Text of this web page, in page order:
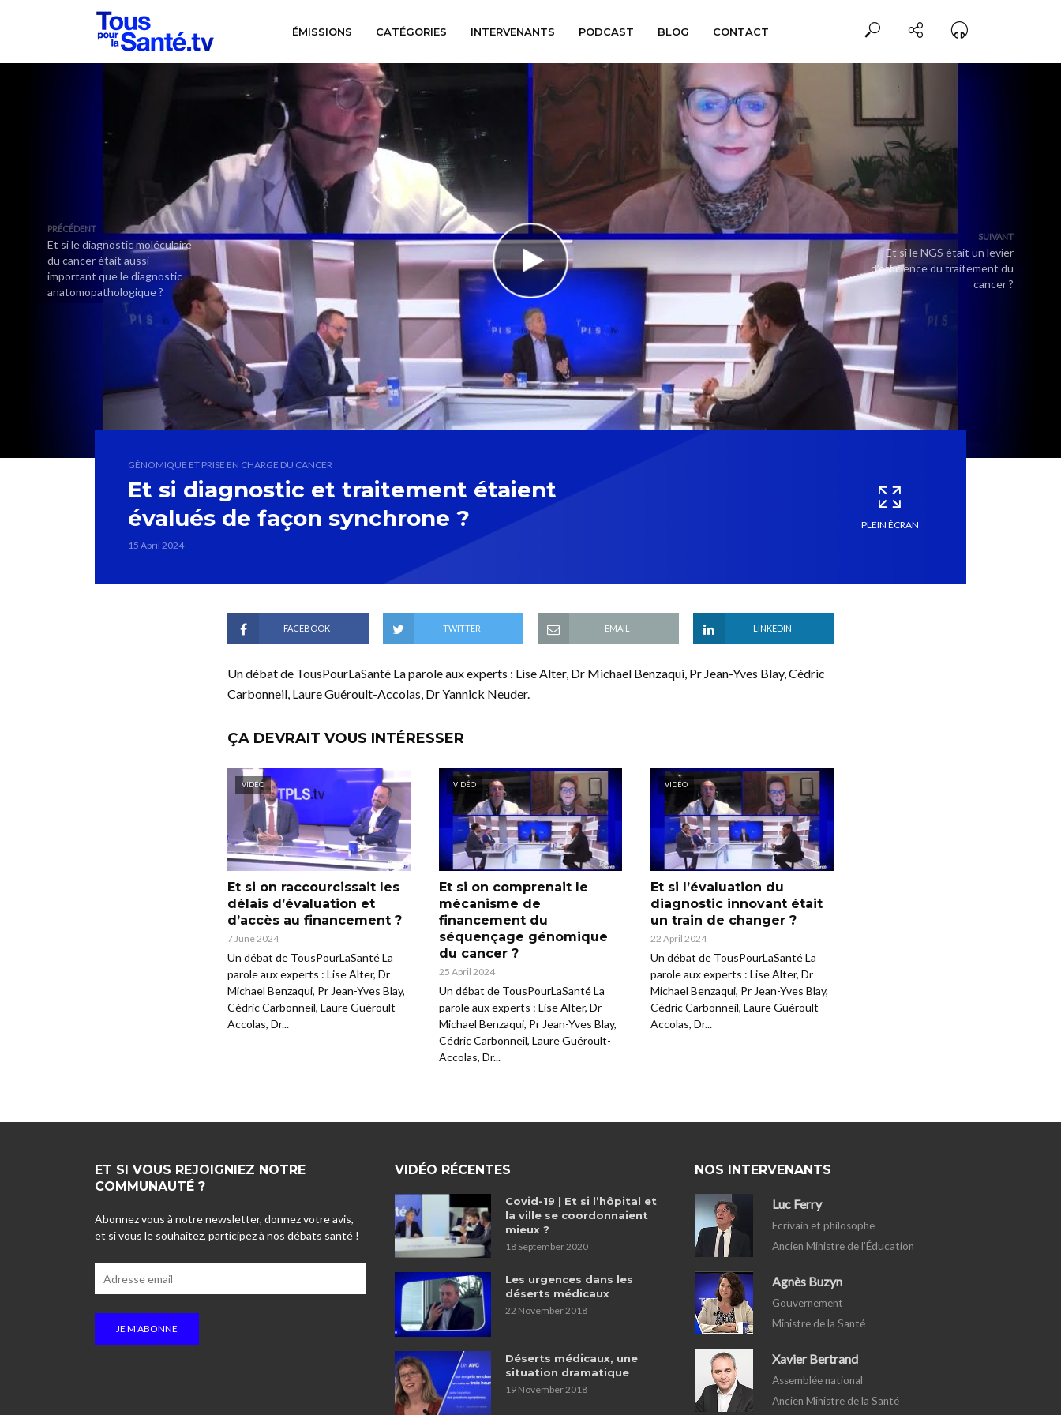
ÉMISSIONS CATÉGORIES INTERVENANTS PODCAST BLOG CONTACT
PRÉCÉDENT
Et si le diagnostic moléculaire
du cancer était aussi
important que le diagnostic
anatomopathologique ?
SUIVANT
Et si le NGS était un levier
d’efficience du traitement du
cancer ?
GÉNOMIQUE ET PRISE EN CHARGE DU CANCER
Et si diagnostic et traitement étaient
évalués de façon synchrone ?
15 April 2024
PLEIN ÉCRAN
FACEBOOK TWITTER EMAIL LINKEDIN
Un débat de TousPourLaSanté La parole aux experts : Lise Alter, Dr Michael Benzaqui, Pr Jean-Yves Blay, Cédric
Carbonneil, Laure Guéroult-Accolas, Dr Yannick Neuder.
ÇA DEVRAIT VOUS INTÉRESSER
VIDÉO
Et si on raccourcissait les
délais d’évaluation et
d’accès au financement ?
7 June 2024
Un débat de TousPourLaSanté La
parole aux experts : Lise Alter, Dr
Michael Benzaqui, Pr Jean-Yves Blay,
Cédric Carbonneil, Laure Guéroult-
Accolas, Dr...
VIDÉO
Et si on comprenait le
mécanisme de
financement du
séquençage génomique
du cancer ?
25 April 2024
Un débat de TousPourLaSanté La
parole aux experts : Lise Alter, Dr
Michael Benzaqui, Pr Jean-Yves Blay,
Cédric Carbonneil, Laure Guéroult-
Accolas, Dr...
VIDÉO
Et si l’évaluation du
diagnostic innovant était
un train de changer ?
22 April 2024
Un débat de TousPourLaSanté La
parole aux experts : Lise Alter, Dr
Michael Benzaqui, Pr Jean-Yves Blay,
Cédric Carbonneil, Laure Guéroult-
Accolas, Dr...
ET SI VOUS REJOIGNIEZ NOTRE
COMMUNAUTÉ ?
Abonnez vous à notre newsletter, donnez votre avis,
et si vous le souhaitez, participez à nos débats santé !
VIDÉO RÉCENTES
Covid-19 | Et si l’hôpital et
la ville se coordonnaient
mieux ?
18 September 2020
Les urgences dans les
déserts médicaux
22 November 2018
Déserts médicaux, une
situation dramatique
19 November 2018
NOS INTERVENANTS
Luc Ferry
Ecrivain et philosophe
Ancien Ministre de l’Éducation
Agnès Buzyn
Gouvernement
Ministre de la Santé
Xavier Bertrand
Assemblée national
Ancien Ministre de la Santé